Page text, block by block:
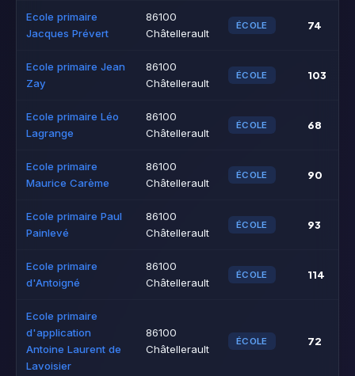
Ecole primaire
Jacques Prévert
86100
Châtellerault
ÉCOLE 74
Ecole primaire Jean
Zay
86100
Châtellerault
ÉCOLE 103
Ecole primaire Léo
Lagrange
86100
Châtellerault
ÉCOLE 68
Ecole primaire
Maurice Carème
86100
Châtellerault
ÉCOLE 90
Ecole primaire Paul
Painlevé
86100
Châtellerault
ÉCOLE 93
Ecole primaire
d'Antoigné
86100
Châtellerault
ÉCOLE 114
Ecole primaire
d'application
Antoine Laurent de
Lavoisier
86100
Châtellerault
ÉCOLE 72